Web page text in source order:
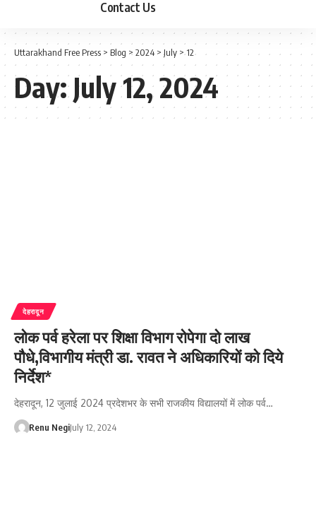
Contact Us
Uttarakhand Free Press > Blog > 2024>July >12
Day:July 12, 2024
देहरादून
लोक पर्व हरेला पर शिक्षा विभाग रोपेगा दो लाख
पौधे,विभागीय मंत्री डा. रावत ने अधिकारियों को दिये
निर्देश*
देहरादून, 12 जुलाई 2024 प्रदेशभर के सभी राजकीय विद्यालयों में लोक पर्व…
Renu NegiJuly 12, 2024